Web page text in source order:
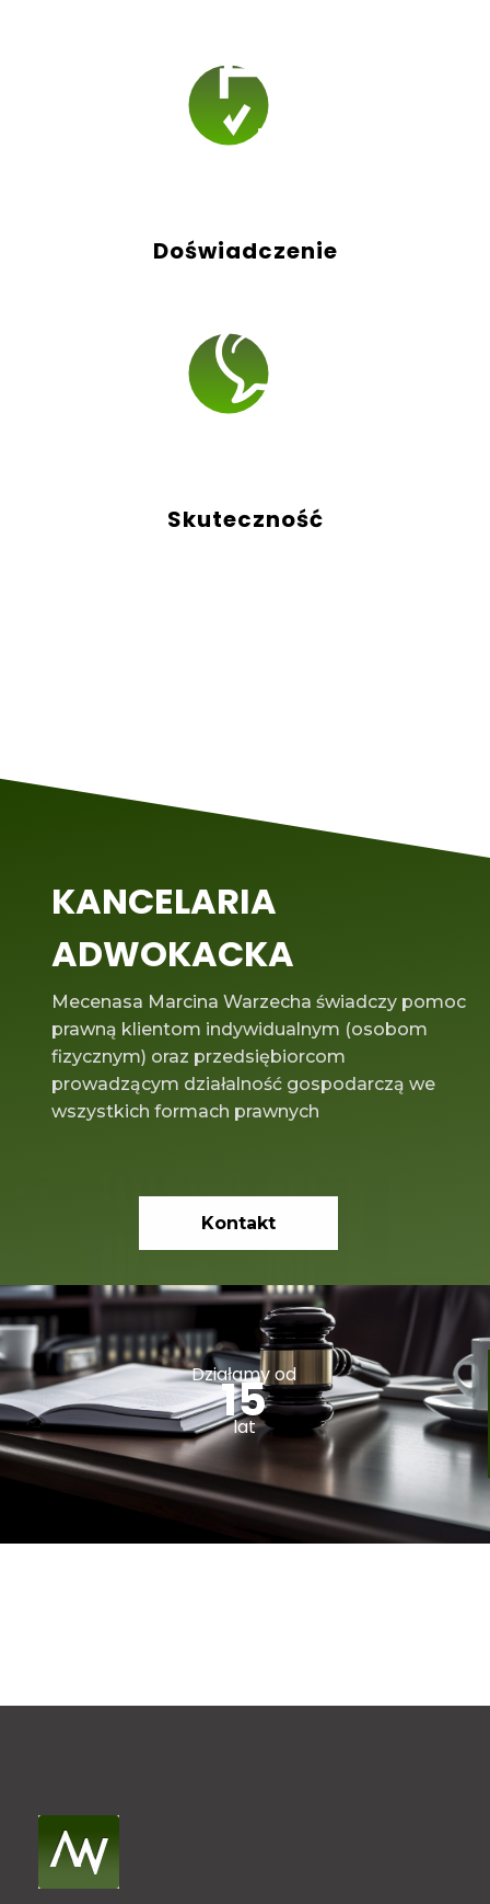
Doświadczenie
Skuteczność
KANCELARIA
ADWOKACKA
Mecenasa Marcina Warzecha świadczy pomoc
prawną klientom indywidualnym (osobom
fizycznym) oraz przedsiębiorcom
prowadzącym działalność gospodarczą we
wszystkich formach prawnych
Kontakt
Działamy od
lat
15